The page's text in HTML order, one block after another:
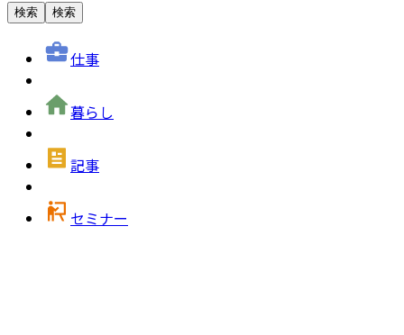
検索 検索
仕事
暮らし
記事
セミナー